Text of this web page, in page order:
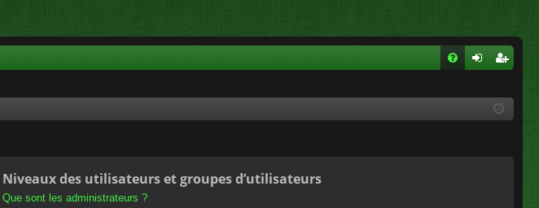
cri
Niveaux des utilisateurs et groupes d’utilisateurs
Que sont les administrateurs ?